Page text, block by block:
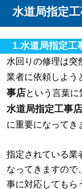
水道局指定
1.水道局指定工
水回りの修理は突
業者に依頼しよう
事店という言葉
水道局指定工事店
に重要になってき
指定されている業
なってきますので
事に対応してもら